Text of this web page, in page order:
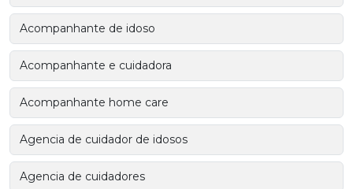
Acompanhante de idoso
Acompanhante e cuidadora
Acompanhante home care
Agencia de cuidador de idosos
Agencia de cuidadores